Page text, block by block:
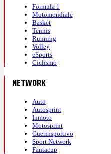
Formula 1
Motomondiale
Basket
Tennis
Running
Volley
eSports
Ciclismo
NETWORK
Auto
Autosprint
Inmoto
Motosprint
Guerinsportivo
Sport Network
Fantacup